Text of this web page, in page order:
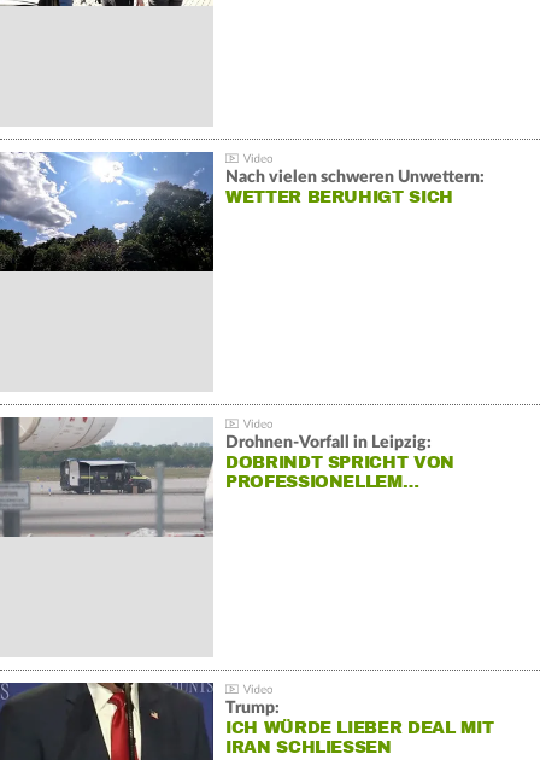
Nach vielen schweren Unwettern:
WETTER BERUHIGT SICH
Drohnen-Vorfall in Leipzig:
DOBRINDT SPRICHT VON
PROFESSIONELLEM…
Trump:
ICH WÜRDE LIEBER DEAL MIT
IRAN SCHLIESSEN